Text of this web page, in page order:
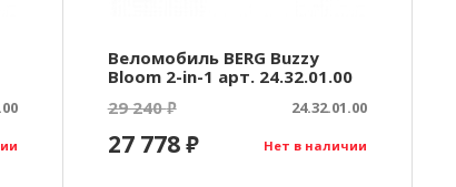
Веломобиль BERG Buzzy
Bloom 2-in-1 арт. 24.32.01.00
29 240₽ 24.32.01.00
Нет в наличии
27 778₽